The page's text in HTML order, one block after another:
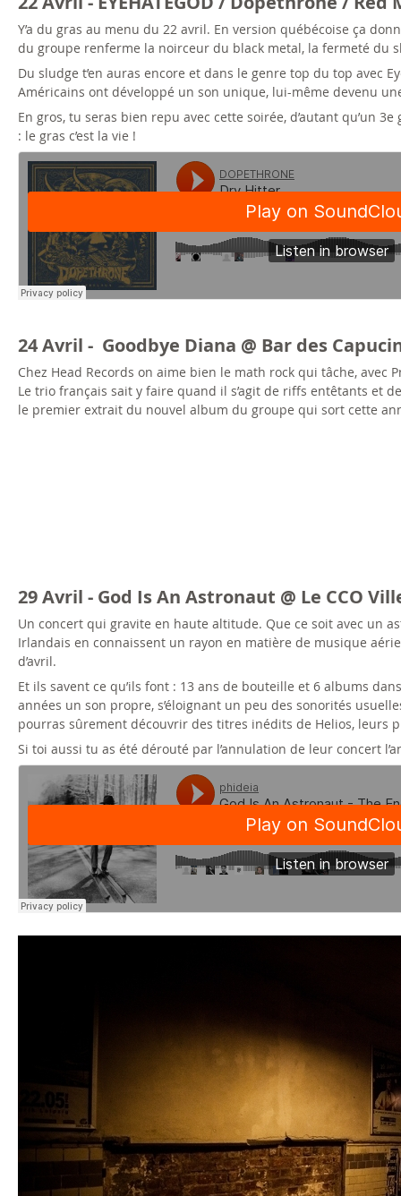
Y’a du gras au menu du 22 avril. En version québécoise ça
du groupe renferme la noirceur du black metal, la fermeté du
Du sludge t’en auras encore et dans le genre top du top avec
Américains ont développé un son unique, lui-même devenu
En gros, tu seras bien repu avec cette soirée, d’autant qu’un
: le gras c’est la vie !
24 Avril - Goodbye Diana @ Bar des
Chez Head Records on aime bien le math rock qui tâche,
Le trio français sait y faire quand il s’agit de riffs entêtants et
le premier extrait du nouvel album du groupe qui sort cette
29 Avril - God Is An Astronaut @ Le CCO
Un concert qui gravite en haute altitude. Que ce soit avec un
Irlandais en connaissent un rayon en matière de musique
d’avril.
Et ils savent ce qu’ils font : 13 ans de bouteille et 6 albums
années un son propre, s’éloignant un peu des sonorités
pourras sûrement découvrir des titres inédits de Helios, leurs
Si toi aussi tu as été dérouté par l’annulation de leur concert